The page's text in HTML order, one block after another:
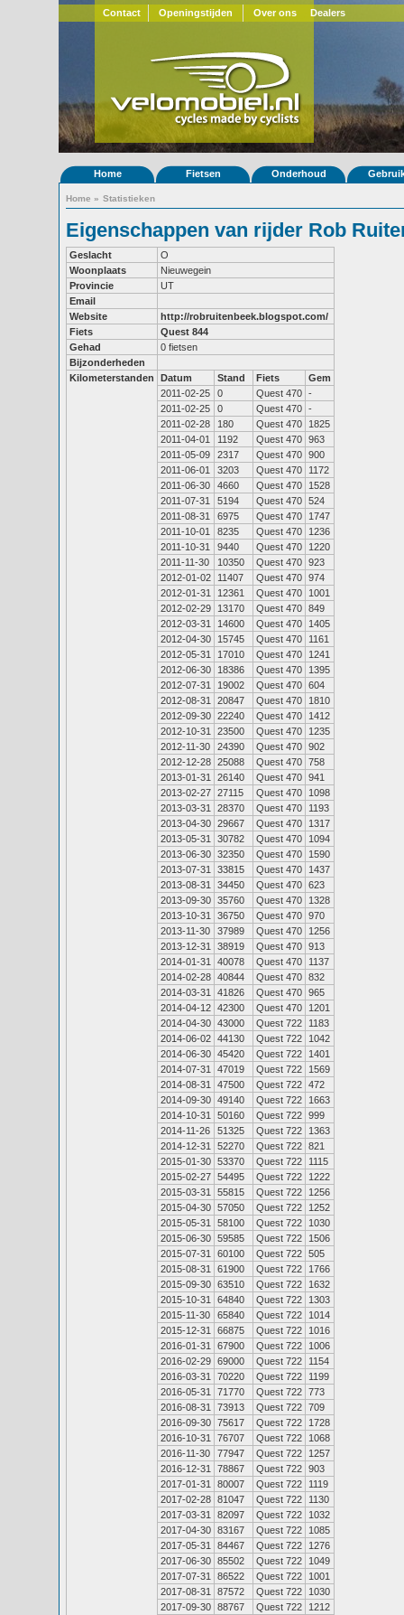
Contact Openingstijden Over ons Dealers
Home Fietsen Onderhoud
Home » Statistieken
Eigenschappen van rijder Rob
Geslacht
O
Woonplaats
Nieuwegein
Provincie
UT
Email
Website
http://robruitenbeek.blogspot.com/
Fiets
Quest 844
Gehad
0 fietsen
Bijzonderheden
Kilometerstanden
Datum Stand Fiets
Gem
2011-02-25
0 Quest 470 -
2011-02-25
0 Quest 470 -
2011-02-28
180 Quest 470
1825
2011-04-01
1192 Quest 470 963
2011-05-09
2317 Quest 470 900
2011-06-01
3203 Quest 470
1172
2011-06-30
4660 Quest 470
1528
2011-07-31
5194 Quest 470 524
2011-08-31
6975 Quest 470
1747
2011-10-01
8235 Quest 470
1236
2011-10-31
9440 Quest 470
1220
2011-11-30
10350 Quest 470 923
2012-01-02
11407 Quest 470 974
2012-01-31
12361 Quest 470
1001
2012-02-29
13170 Quest 470 849
2012-03-31
14600 Quest 470
1405
2012-04-30
15745 Quest 470
1161
2012-05-31
17010 Quest 470
1241
2012-06-30
18386 Quest 470
1395
2012-07-31
19002 Quest 470 604
2012-08-31
20847 Quest 470
1810
2012-09-30 22240 Quest 470
1412
2012-10-31
23500 Quest 470
1235
2012-11-30
24390 Quest 470 902
2012-12-28 25088 Quest 470 758
2013-01-31
26140 Quest 470 941
2013-02-27 27115 Quest 470
1098
2013-03-31
28370 Quest 470
1193
2013-04-30 29667 Quest 470
1317
2013-05-31
30782 Quest 470
1094
2013-06-30 32350 Quest 470
1590
2013-07-31
33815 Quest 470
1437
2013-08-31
34450 Quest 470 623
2013-09-30 35760 Quest 470
1328
2013-10-31
36750 Quest 470 970
2013-11-30
37989 Quest 470
1256
2013-12-31
38919 Quest 470 913
2014-01-31
40078 Quest 470
1137
2014-02-28 40844 Quest 470 832
2014-03-31
41826 Quest 470 965
2014-04-12 42300 Quest 470
1201
2014-04-30 43000 Quest 722
1183
2014-06-02 44130 Quest 722
1042
2014-06-30 45420 Quest 722
1401
2014-07-31
47019 Quest 722
1569
2014-08-31
47500 Quest 722 472
2014-09-30 49140 Quest 722
1663
2014-10-31
50160 Quest 722 999
2014-11-26
51325 Quest 722
1363
2014-12-31
52270 Quest 722 821
2015-01-30 53370 Quest 722
1115
2015-02-27 54495 Quest 722
1222
2015-03-31
55815 Quest 722
1256
2015-04-30 57050 Quest 722
1252
2015-05-31
58100 Quest 722
1030
2015-06-30 59585 Quest 722
1506
2015-07-31
60100 Quest 722 505
2015-08-31
61900 Quest 722
1766
2015-09-30 63510 Quest 722
1632
2015-10-31
64840 Quest 722
1303
2015-11-30
65840 Quest 722
1014
2015-12-31
66875 Quest 722
1016
2016-01-31
67900 Quest 722
1006
2016-02-29 69000 Quest 722
1154
2016-03-31
70220 Quest 722
1199
2016-05-31
71770 Quest 722 773
2016-08-31
73913 Quest 722 709
2016-09-30 75617 Quest 722
1728
2016-10-31
76707 Quest 722
1068
2016-11-30
77947 Quest 722
1257
2016-12-31
78867 Quest 722 903
2017-01-31
80007 Quest 722
1119
2017-02-28 81047 Quest 722
1130
2017-03-31
82097 Quest 722
1032
2017-04-30 83167 Quest 722
1085
2017-05-31
84467 Quest 722
1276
2017-06-30 85502 Quest 722
1049
2017-07-31
86522 Quest 722
1001
2017-08-31
87572 Quest 722
1030
2017-09-30 88767 Quest 722
1212